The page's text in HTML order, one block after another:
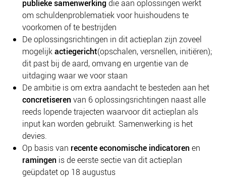
publieke samenwerking die aan oplossingen werkt
om schuldenproblematiek voor huishoudens te
voorkomen of te bestrijden
De oplossingsrichtingen in dit actieplan zijn zoveel
mogelijkactiegericht(opschalen, versnellen, initiëren);
dit past bij de aard, omvang en urgentie van de
uitdaging waar we voor staan
De ambitie is om extra aandacht te besteden aan het
concretiserenvan 6 oplossingsrichtingen naast alle
reeds lopende trajecten waarvoor dit actieplan als
input kan worden gebruikt. Samenwerking is het
devies.
Op basis van recente economische indicatorenen
ramingen is de eerste sectie van dit actieplan
geüpdatet op 18 augustus